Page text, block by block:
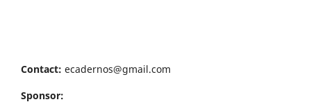
Contact: ecadernos@gmail.com
Sponsor: